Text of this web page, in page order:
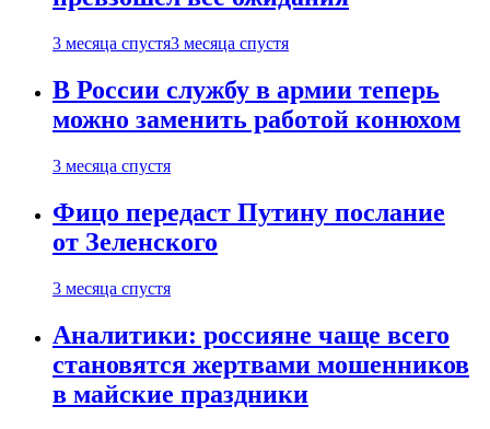
3 месяца спустя3 месяца спустя
В России службу в армии теперь
можно заменить работой конюхом
3 месяца спустя
Фицо передаст Путину послание
от Зеленского
3 месяца спустя
Аналитики: россияне чаще всего
становятся жертвами мошенников
в майские праздники